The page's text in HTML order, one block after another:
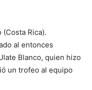
Rica).
al entonces
Blanco, quien hizo
un trofeo al equipo